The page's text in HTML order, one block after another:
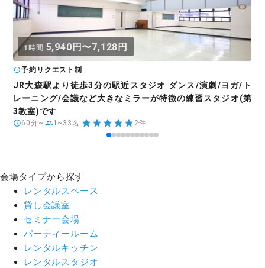
1時間 5,940円〜7,128円
予約リクエスト制
JR大森駅より徒歩3分の駅近スタジオ ダンス/演劇/ヨガ/ト
レーニング/会議など大きなミラーが特徴の練習スタジオ(第
3教室)です
60分~ 1~33名 2件
会場タイプから探す
レンタルスペース
貸し会議室
セミナー会場
パーティールーム
レンタルキッチン
レンタルスタジオ